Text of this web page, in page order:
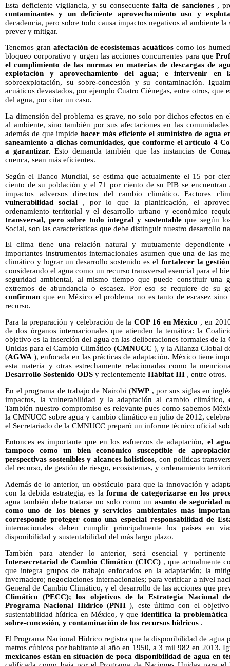
Esta deficiente vigilancia, y su consecuentefalta de sanciones,
contaminantes y un deficiente aprovechamiento uso y
decadencia, pero sobre todo causa impactos negativos al ambiente
prever y mitigar.
Tenemos gran afectación de ecosistemas acuáticoscomo los
bloqueo corporativo y urgen las acciones concurrentes para que
el cumplimiento de las normas en materias de descargas de
explotación y aprovechamiento del agua; e intervenir en
sobreexplotación, su sobre-concesión y su contaminación.
acuáticos devastados, por ejemplo Cuatro Ciénegas, entre otros, que
del agua, por citar un caso.
La dimensión del problema es grave, no solo por dichos efectos
al ambiente, sino también por sus afectaciones en las
además de que impidehacer más eficiente el suministro de agua
saneamiento a dichas comunidades, que conforme el artículo 4
a garantizar.Esto demanda también que las instancias de
cuenca, sean más eficientes.
Según el Banco Mundial, se estima que actualmente el 15 por
ciento de su población y el 71 por ciento de su PIB se encuentran
impactos adversos directos del cambio climático. Factores
vulnerabilidad social , por lo que la planificación, el
ordenamiento territorial y el desarrollo urbano y económico
transversal, pero sobre todo integral y sustentableque según
Social, son las características que debe distinguir nuestro desarrollo
El clima tiene una relación natural y mutuamente
importantes instrumentos internacionales asumen que una de las
climático y lograr un desarrollo sostenido es el fortalecer la
considerando el agua como un recurso transversal esencial para el
seguridad ambiental, al mismo tiempo que puede constituir una
extremos de abundancia o escasez. Por eso se requiere de su
confirman que en México el problema no es tanto de escasez
recurso.
Para la preparación y celebración de laCOP 16 en México , en
de dos órganos internacionales que atienden la temática: la
objetivo es la inserción del agua en las deliberaciones formales de
Unidas para el Cambio Climático (CMNUCC ), y la Alianza Global
(AGWA ), enfocada en las prácticas de adaptación. México tiene
esta materia y otras estrechamente relacionadas como la
Desarrollo Sostenido ODS y recientemente Hábitat III , entre otros.
En el programa de trabajo de Nairobi (NWP, por sus siglas en
impactos, la vulnerabilidad y la adaptación al cambio climático,
También nuestro compromiso es relevante pues como sabemos
la CMNUCC sobre agua y cambio climático en julio de 2012,
el Secretariado de la CMNUCC preparó un informe técnico oficial
Entonces es importante que en los esfuerzos de adaptación, el
tampoco como un bien económico susceptible de
perspectivas sostenibles y alcances holísticos, con políticas
del recurso, de gestión de riesgo, ecosistemas, y ordenamiento
Además de lo anterior, un obstáculo para que la innovación y
con la debida estrategia, es laforma de categorizarse en los
agua también debe tratarse no solo como un asunto de seguridad
como uno de los bienes y servicios ambientales más
corresponde proteger como una especial responsabilidad de
internacionales deben cumplir principalmente los países en
disponibilidad y sustentabilidad del más largo plazo.
También para atender lo anterior, será esencial y
Intersecretarial de Cambio Climático (CICC) , que actualmente
que integra grupos de trabajo enfocados en la adaptación; la
invernadero; negociaciones internacionales; para verificar a nivel
General de Cambio Climático, y el desarrollo de las acciones que
Climático
(PECC); los objetivos de la Estrategia Nacional
Programa Nacional Hídrico (PNH), este último con el
sustentabilidad hídrica en México, y que identifica la problemática
sobre-concesión, y contaminación de los recursos hídricos .
El Programa Nacional Hídrico registra que la disponibilidad de agua
metros cúbicos por habitante al año en 1950, a 3 mil 982 en 2013.
mexicanos están en situación de poca disponibilidad de agua en